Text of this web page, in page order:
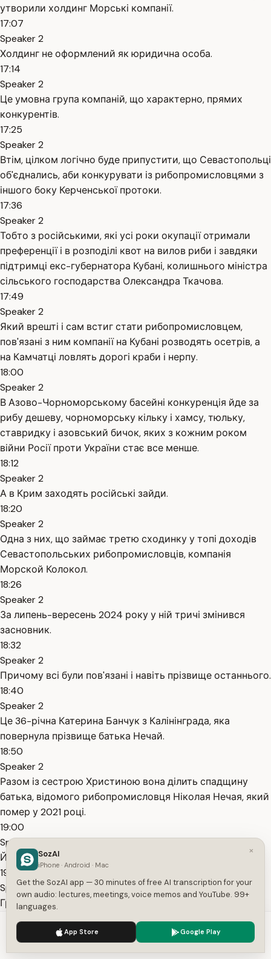
утворили холдинг Морські компанії.
17:07
Speaker 2
Холдинг не оформлений як юридична особа.
17:14
Speaker 2
Це умовна група компаній, що характерно, прямих
конкурентів.
17:25
Speaker 2
Втім, цілком логічно буде припустити, що Севастопольці
об'єднались, аби конкурувати із рибопромисловцями з
іншого боку Керченської протоки.
17:36
Speaker 2
Тобто з російськими, які усі роки окупації отримали
преференції і в розподілі квот на вилов риби і завдяки
підтримці екс-губернатора Кубані, колишнього міністра
сільського господарства Олександра Ткачова.
17:49
Speaker 2
Який врешті і сам встиг стати рибопромисловцем,
пов'язані з ним компанії на Кубані розводять осетрів, а
на Камчатці ловлять дорогі краби і нерпу.
18:00
Speaker 2
В Азово-Чорноморському басейні конкуренція йде за
рибу дешеву, чорноморську кільку і хамсу, тюльку,
ставридку і азовський бичок, яких з кожним роком
війни Росії проти України стає все менше.
18:12
Speaker 2
А в Крим заходять російські зайди.
18:20
Speaker 2
Одна з них, що займає третю сходинку у топі доходів
Севастопольських рибопромисловців, компанія
Морской Колокол.
18:26
Speaker 2
За липень-вересень 2024 року у ній тричі змінився
засновник.
18:32
Speaker 2
Причому всі були пов'язані і навіть прізвище останнього.
18:40
Speaker 2
Це 36-річна Катерина Банчук з Калінінграда, яка
повернула прізвище батька Нечай.
18:50
Speaker 2
Разом із сестрою Христиною вона ділить спадщину
батька, відомого рибопромисловця Ніколая Нечая, який
помер у 2021 році.
19:00
Speaker 2
Його іменем доньки назвали модернізований траулер.
19:05
Speaker 2
Група компаній Марфіш, що належить сестрам Нечай,
федерального округу.
We use cookies to enhance your experience.
×
SozAI
iPhone · Android · Mac
Get the SozAI app — 30 minutes of free AI transcription for your
own audio: lectures, meetings, voice memos and YouTube. 99+
languages.
App Store Google Play